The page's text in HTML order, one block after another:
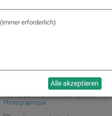
Börse Social Club Board
Forme, Editions d'Art Graphique et
Photographique
(immer erforderlich)
Alle akzeptieren